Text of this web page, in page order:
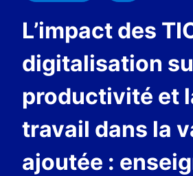
L’impact des
digitalisation
productivité et
travail dans la
ajoutée :